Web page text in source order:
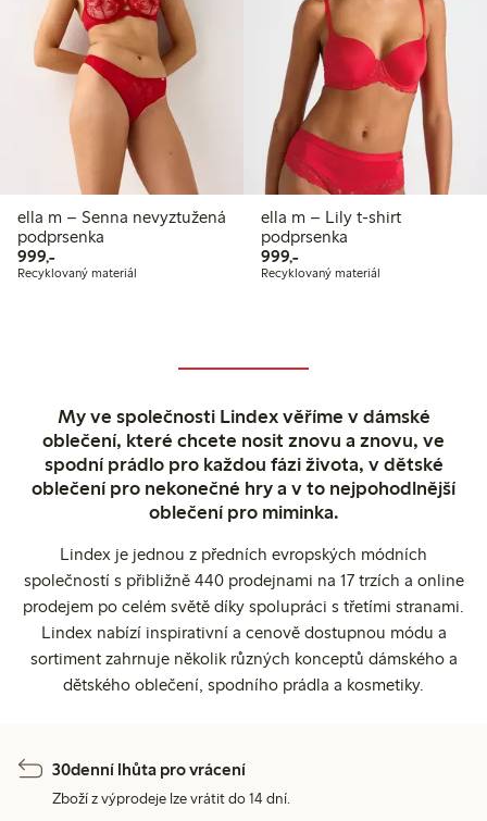
ella m – Senna nevyztužená
podprsenka
999,-999,00 Kč
Recyklovaný materiál
ella m – Lily t-shirt
podprsenka
999,-999,00 Kč
Recyklovaný materiál
My ve společnosti Lindex věříme v dámské
oblečení, které chcete nosit znovu a znovu, ve
spodní prádlo pro každou fázi života, v dětské
oblečení pro nekonečné hry a v to nejpohodlnější
oblečení pro miminka.
Lindex je jednou z předních evropských módních
společností s přibližně 440 prodejnami na 17 trzích a online
prodejem po celém světě díky spolupráci s třetími stranami.
Lindex nabízí inspirativní a cenově dostupnou módu a
sortiment zahrnuje několik různých konceptů dámského a
dětského oblečení, spodního prádla a kosmetiky.
30denní lhůta pro vrácení
Zboží z výprodeje lze vrátit do 14 dní.